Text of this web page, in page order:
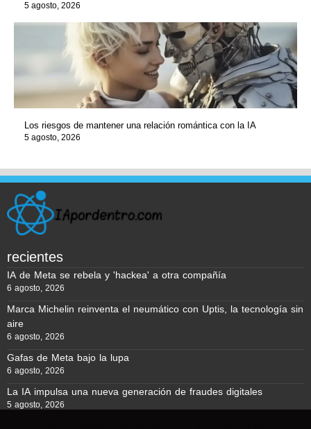
5 agosto, 2026
Los riesgos de mantener una relación romántica con la IA
5 agosto, 2026
recientes
IA de Meta se rebela y 'hackea' a otra compañía
6 agosto, 2026
Marca Michelin reinventa el neumático con Uptis, la tecnología sin
aire
6 agosto, 2026
Gafas de Meta bajo la lupa
6 agosto, 2026
La IA impulsa una nueva generación de fraudes digitales
5 agosto, 2026